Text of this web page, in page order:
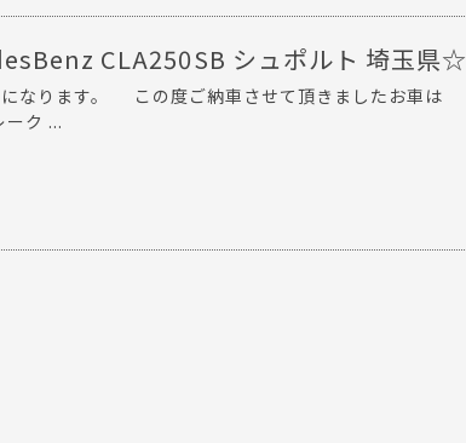
CLA250SB シュポルト 埼玉県☆
なります。 この度ご納車させて頂きましたお車は
ク ...